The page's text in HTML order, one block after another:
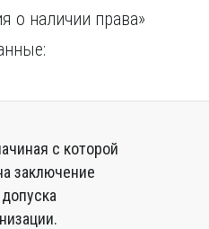
о наличии права»
с которой
заключение